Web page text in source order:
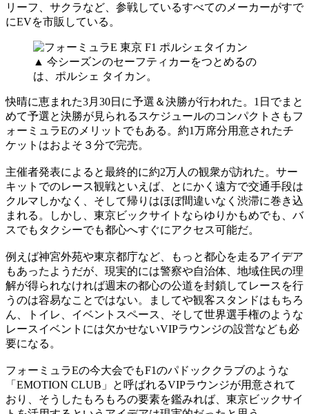
リーフ、サクラなど、参戦しているすべてのメーカーがすで
にEVを市販している。
▲ 今シーズンのセーフティカーをつとめるの
は、ポルシェ タイカン。
快晴に恵まれた3月30日に予選＆決勝が行われた。1日でまと
めて予選と決勝が見られるスケジュールのコンパクトさもフ
ォーミュラEのメリットでもある。約1万席分用意されたチ
ケットはおよそ３分で完売。
主催者発表によると最終的に約2万人の観衆が訪れた。サー
キットでのレース観戦といえば、とにかく遠方で交通手段は
クルマしかなく、そして帰りはほぼ間違いなく渋滞に巻き込
まれる。しかし、東京ビックサイトならゆりかもめでも、バ
スでもタクシーでも都心へすぐにアクセス可能だ。
例えば神宮外苑や東京都庁など、もっと都心を走るアイデア
もあったようだが、現実的には警察や自治体、地域住民の理
解が得られなければ週末の都心の公道を封鎖してレースを行
うのは容易なことではない。ましてや観客スタンドはもちろ
ん、トイレ、イベントスペース、そして世界選手権のような
レースイベントには欠かせないVIPラウンジの設営なども必
要になる。
フォーミュラEの今大会でもF1のパドッククラブのような
「EMOTION CLUB」と呼ばれるVIPラウンジが用意されて
おり、そうしたもろもろの要素を鑑みれば、東京ビックサイ